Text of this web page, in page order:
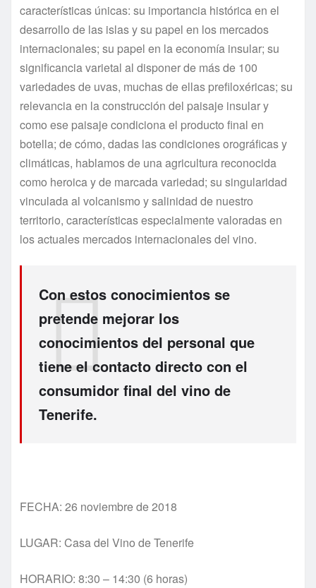
características únicas: su importancia histórica en el
desarrollo de las islas y su papel en los mercados
internacionales; su papel en la economía insular; su
significancia varietal al disponer de más de 100
variedades de uvas, muchas de ellas prefiloxéricas; su
relevancia en la construcción del paisaje insular y
como ese paisaje condiciona el producto final en
botella; de cómo, dadas las condiciones orográficas y
climáticas, hablamos de una agricultura reconocida
como heroica y de marcada variedad; su singularidad
vinculada al volcanismo y salinidad de nuestro
territorio, características especialmente valoradas en
los actuales mercados internacionales del vino.
Con estos conocimientos se
pretende mejorar los
conocimientos del personal que
tiene el contacto directo con el
consumidor final del vino de
Tenerife.
FECHA: 26 noviembre de 2018
LUGAR: Casa del Vino de Tenerife
HORARIO: 8:30 – 14:30 (6 horas)